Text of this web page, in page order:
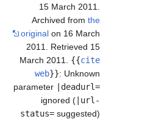
15 March 2011.
Archived fromthe
original on 16 March
2011
. Retrieved 15
March 2011 {{cite
web}}: Unknown
parameter
|deadurl=
ignored ( |url-
status= suggested)